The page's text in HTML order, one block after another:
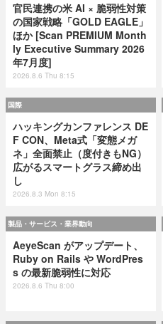
官民連携の米 AI × 脆弱性対策
の国家戦略「GOLD EAGLE」
ほか [Scan PREMIUM Month
ly Executive Summary 2026
年7月度]
2026.8.6 Thu 8:15
国際
ハッキングカンファレンス DE
F CON、Meta式「変態メガ
ネ」全面禁止（度付きもNG）
広がるスマートグラス締め出
し
2026.8.3 Mon 8:15
製品・サービス・業界動向
AeyeScan がアップデート、
Ruby on Rails や WordPres
s の最新脆弱性に対応
2026.8.6 Thu 8:00